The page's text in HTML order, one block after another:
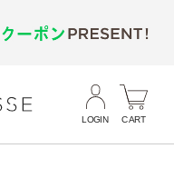
LOGIN CART